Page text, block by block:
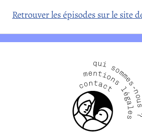
Retrouver les épisodes sur le site
qui sommes-nous ?
mentions légales
contact